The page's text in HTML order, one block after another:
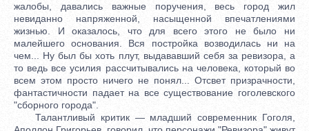
жалобы, давались важные поручения, весь город жил
невиданно напряженной, насыщенной впечатлениями
жизнью. И оказалось, что для всего этого не было ни
малейшего основания. Вся постройка возводилась ни на
чем... Ну был бы хоть плут, выдававший себя за ревизора, а
то ведь все усилия рассчитывались на человека, который во
всем этом просто ничего не понял... Отсвет призрачности,
фантастичности падает на все существование гоголевского
"сборного города".
Талантливый критик — младший современник Гоголя,